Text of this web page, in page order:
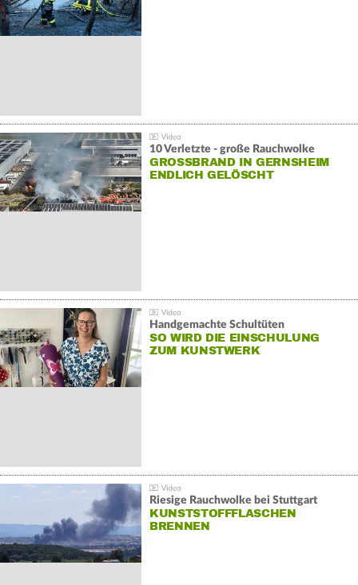
10 Verletzte - große Rauchwolke
GROSSBRAND IN GERNSHEIM E
NDLICH GELÖSCHT
Handgemachte Schultüten
SO WIRD DIE EINSCHULUNG
ZUM KUNSTWERK
Riesige Rauchwolke bei Stuttgart
KUNSTSTOFFFLASCHEN
BRENNEN